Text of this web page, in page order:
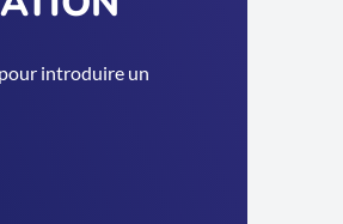
introduire un